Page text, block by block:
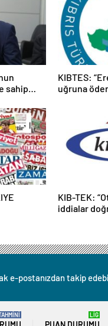
sahip
KIBTES:
uğruna
KIB-TEK:
iddialar
e-postanızdan takip
LİG